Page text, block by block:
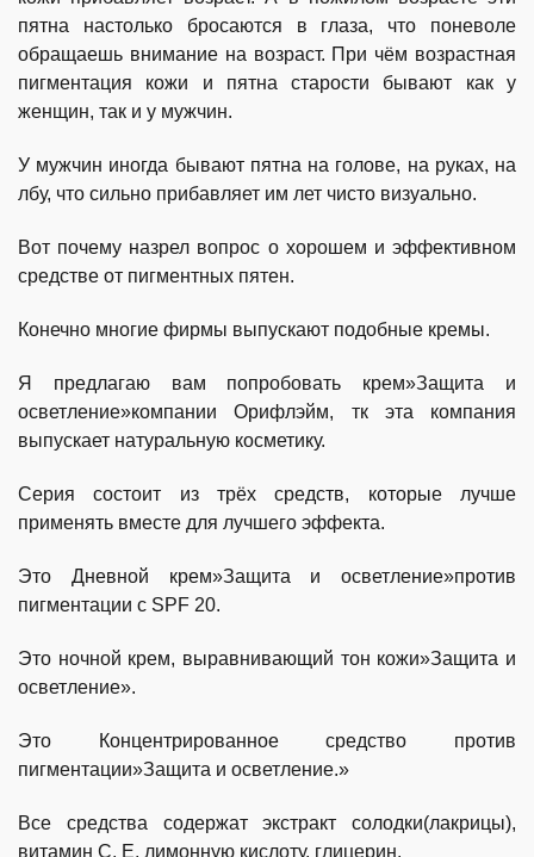
пятна настолько бросаются в глаза, что поневоле
обращаешь внимание на возраст. При чём возрастная
пигментация кожи и пятна старости бывают как у
женщин, так и у мужчин.
У мужчин иногда бывают пятна на голове, на руках, на
лбу, что сильно прибавляет им лет чисто визуально.
Вот почему назрел вопрос о хорошем и эффективном
средстве от пигментных пятен.
Конечно многие фирмы выпускают подобные кремы.
Я предлагаю вам попробовать крем»Защита и
осветление»компании Орифлэйм, тк эта компания
выпускает натуральную косметику.
Серия состоит из трёх средств, которые лучше
применять вместе для лучшего эффекта.
Это Дневной крем»Защита и осветление»против
пигментации с SPF 20.
Это ночной крем, выравнивающий тон кожи»Защита и
осветление».
Это Концентрированное средство против
пигментации»Защита и осветление.»
Все средства содержат экстракт солодки(лакрицы),
витамин С, Е, лимонную кислоту, глицерин.